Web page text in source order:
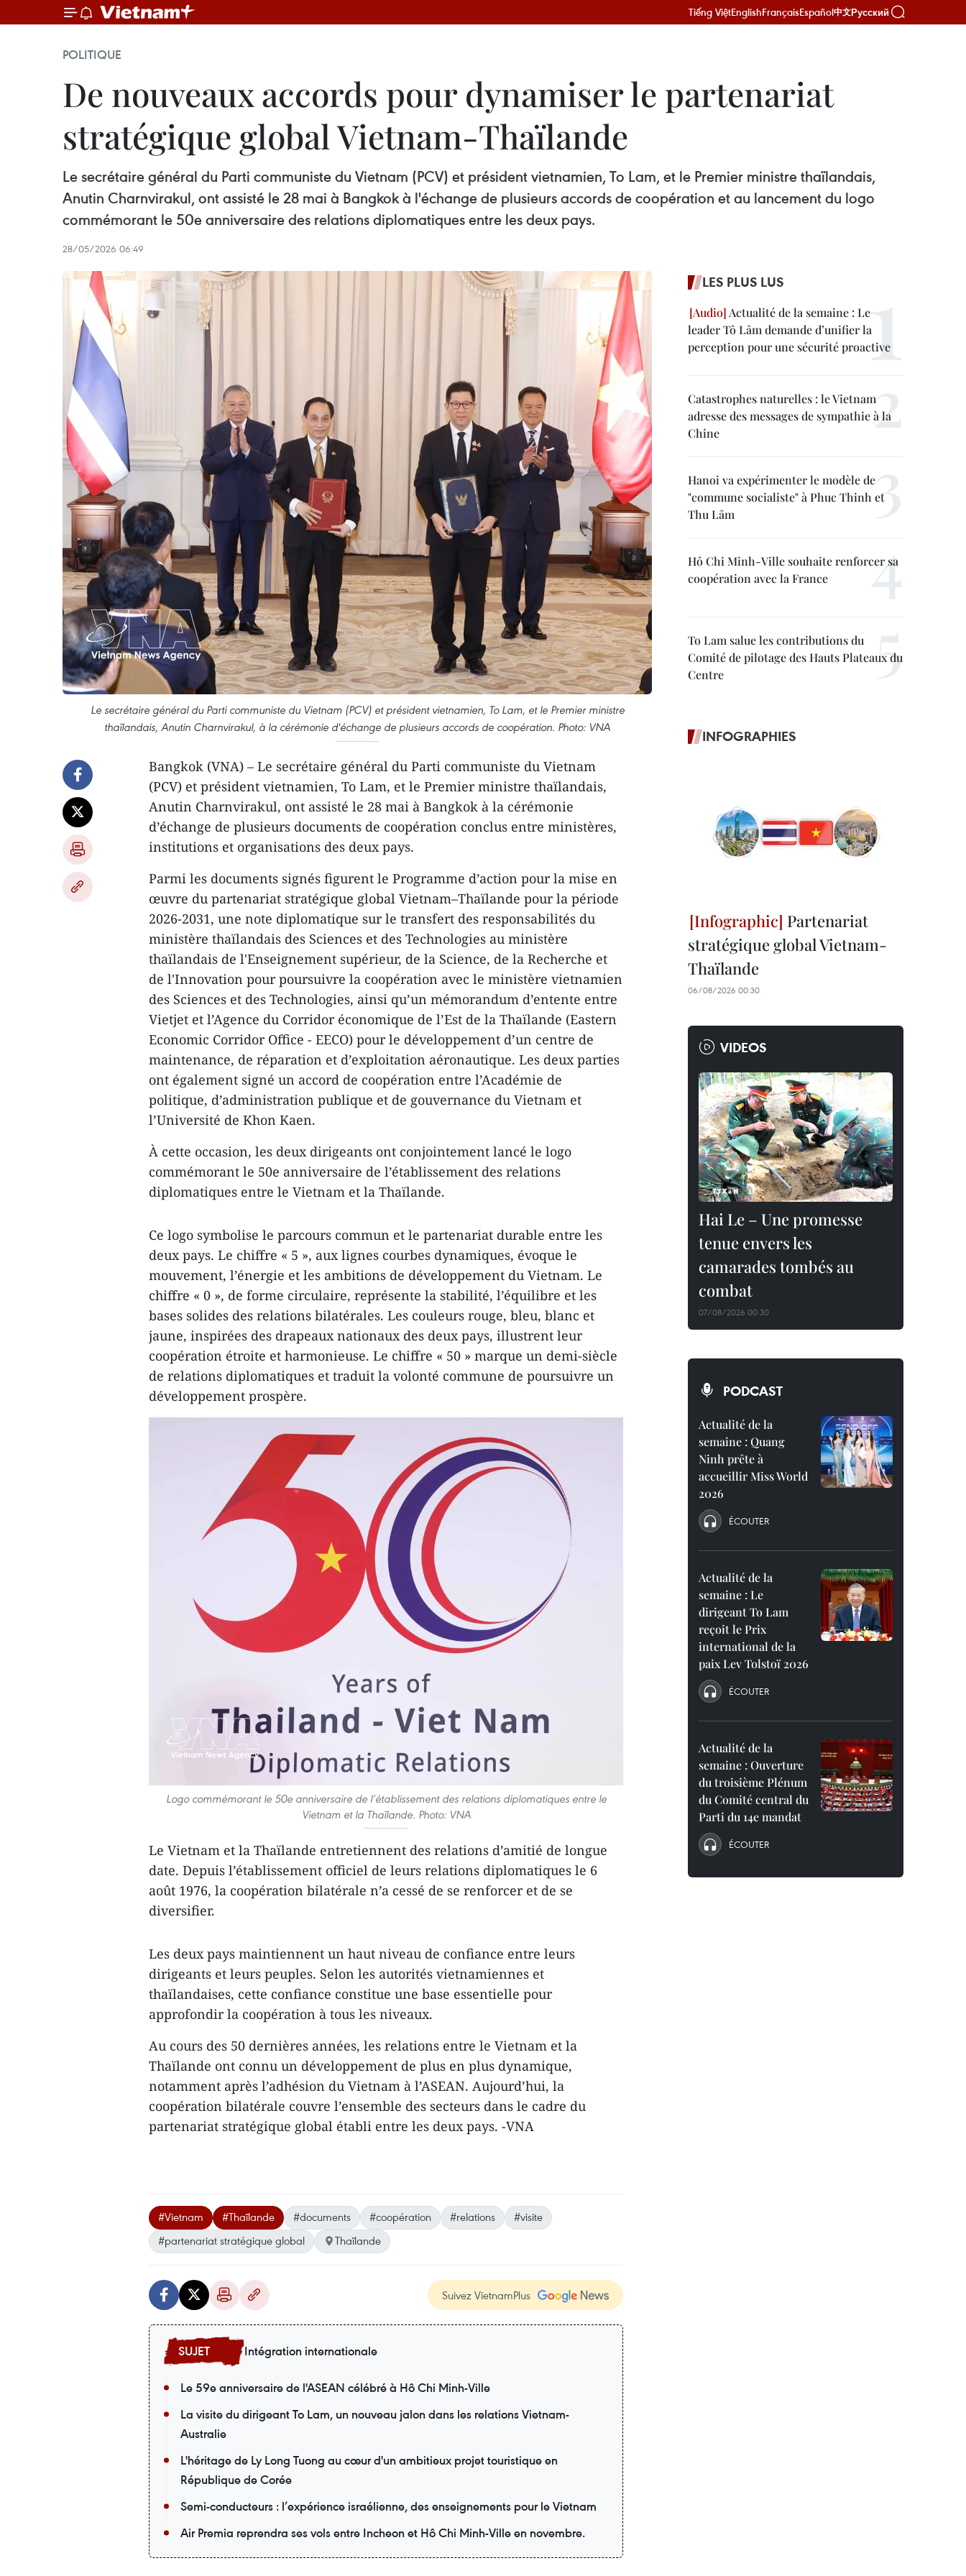
Tiếng ViệtEnglishFrançaisEspañol中文Русский
POLITIQUE
De nouveaux accords pour dynamiser le partenariat
stratégique global Vietnam-Thaïlande
Le secrétaire général du Parti communiste du Vietnam (PCV) et président vietnamien, To Lam, et le Premier ministre thaïlandais,
Anutin Charnvirakul, ont assisté le 28 mai à Bangkok à l'échange de plusieurs accords de coopération et au lancement du logo
commémorant le 50e anniversaire des relations diplomatiques entre les deux pays.
28/05/2026 06:49
Le secrétaire général du Parti communiste du Vietnam (PCV) et président vietnamien, To Lam, et le Premier ministre
thaïlandais, Anutin Charnvirakul, à la cérémonie d'échange de plusieurs accords de coopération. Photo: VNA
Bangkok (VNA) – Le secrétaire général du Parti communiste du Vietnam
(PCV) et président vietnamien, To Lam, et le Premier ministre thaïlandais,
Anutin Charnvirakul, ont assisté le 28 mai à Bangkok à la cérémonie
d’échange de plusieurs documents de coopération conclus entre ministères,
institutions et organisations des deux pays.
Parmi les documents signés figurent le Programme d’action pour la mise en
œuvre du partenariat stratégique global Vietnam–Thaïlande pour la période
2026-2031, une note diplomatique sur le transfert des responsabilités du
ministère thaïlandais des Sciences et des Technologies au ministère
thaïlandais de l'Enseignement supérieur, de la Science, de la Recherche et
de l'Innovation pour poursuivre la coopération avec le ministère vietnamien
des Sciences et des Technologies, ainsi qu’un mémorandum d’entente entre
Vietjet et l’Agence du Corridor économique de l’Est de la Thaïlande (Eastern
Economic Corridor Office - EECO) pour le développement d’un centre de
maintenance, de réparation et d’exploitation aéronautique. Les deux parties
ont également signé un accord de coopération entre l’Académie de
politique, d’administration publique et de gouvernance du Vietnam et
l’Université de Khon Kaen.
À cette occasion, les deux dirigeants ont conjointement lancé le logo
commémorant le 50e anniversaire de l’établissement des relations
diplomatiques entre le Vietnam et la Thaïlande.
Ce logo symbolise le parcours commun et le partenariat durable entre les
deux pays. Le chiffre « 5 », aux lignes courbes dynamiques, évoque le
mouvement, l’énergie et les ambitions de développement du Vietnam. Le
chiffre « 0 », de forme circulaire, représente la stabilité, l’équilibre et les
bases solides des relations bilatérales. Les couleurs rouge, bleu, blanc et
jaune, inspirées des drapeaux nationaux des deux pays, illustrent leur
coopération étroite et harmonieuse. Le chiffre « 50 » marque un demi-siècle
de relations diplomatiques et traduit la volonté commune de poursuivre un
développement prospère.
Logo commémorant le 50e anniversaire de l’établissement des relations diplomatiques entre le
Vietnam et la Thaïlande. Photo: VNA
Le Vietnam et la Thaïlande entretiennent des relations d’amitié de longue
date. Depuis l’établissement officiel de leurs relations diplomatiques le 6
août 1976, la coopération bilatérale n’a cessé de se renforcer et de se
diversifier.
Les deux pays maintiennent un haut niveau de confiance entre leurs
dirigeants et leurs peuples. Selon les autorités vietnamiennes et
thaïlandaises, cette confiance constitue une base essentielle pour
approfondir la coopération à tous les niveaux.
Au cours des 50 dernières années, les relations entre le Vietnam et la
Thaïlande ont connu un développement de plus en plus dynamique,
notamment après l’adhésion du Vietnam à l’ASEAN. Aujourd’hui, la
coopération bilatérale couvre l’ensemble des secteurs dans le cadre du
partenariat stratégique global établi entre les deux pays. -VNA
#Vietnam #Thaïlande #documents #coopération #relations
#visite
#partenariat stratégique global
Thaïlande
Suivez VietnamPlus
Intégration internationale
Le 59e anniversaire de l'ASEAN célébré à Hô Chi Minh-Ville
La visite du dirigeant To Lam, un nouveau jalon dans les relations Vietnam-
Australie
L'héritage de Ly Long Tuong au cœur d'un ambitieux projet touristique en
République de Corée
Semi-conducteurs : l’expérience israélienne, des enseignements pour le Vietnam
Air Premia reprendra ses vols entre Incheon et Hô Chi Minh-Ville en novembre.
LES PLUS LUS
Actualité de la semaine : Le
leader Tô Lâm demande d’unifier la
perception pour une sécurité proactive
Catastrophes naturelles : le Vietnam
adresse des messages de sympathie à la
Chine
Hanoi va expérimenter le modèle de
"commune socialiste" à Phuc Thinh et
Thu Lâm
Hô Chi Minh-Ville souhaite renforcer sa
coopération avec la France
To Lam salue les contributions du
Comité de pilotage des Hauts Plateaux du
Centre
INFOGRAPHIES
Partenariat
stratégique global Vietnam-
Thaïlande
06/08/2026 00:30
VIDEOS
Hai Le – Une promesse
tenue envers les
camarades tombés au
combat
07/08/2026 00:30
PODCAST
Actualité de la
semaine : Quang
Ninh prête à
accueillir Miss World
2026
ÉCOUTER
Actualité de la
semaine : Le
dirigeant To Lam
reçoit le Prix
international de la
paix Lev Tolstoï 2026
ÉCOUTER
Actualité de la
semaine : Ouverture
du troisième Plénum
du Comité central du
Parti du 14e mandat
ÉCOUTER